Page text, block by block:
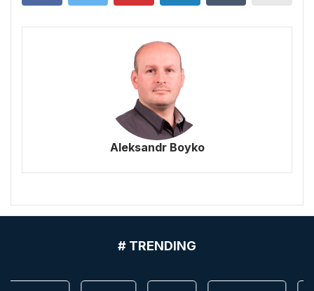
Aleksandr Boyko
# TRENDING